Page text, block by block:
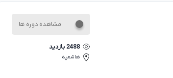
مشاهده دوره ها
2488 بازدید
هاشمیه